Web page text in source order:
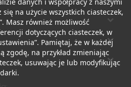
na użycie wszystkich ciasteczek,
Masz również możliwość
dotyczących ciasteczek, w
Pamiętaj, że w każdej
zgodę, na przykład zmieniając
usuwając je lub modyfikując